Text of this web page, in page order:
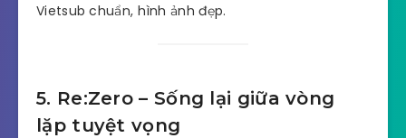
Vietsub chuẩn, hình ảnh đẹp.
5. Re:Zero – Sống lại giữa vòng
lặp tuyệt vọng